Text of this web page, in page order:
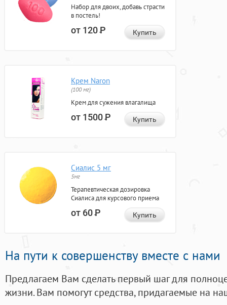
Набор для двоих, добавь страсти
в постель!
от 120Р Купить
Крем Naron
(100 мг)
Крем для сужения влагалища
от 1500Р Купить
Сиалис 5 мг
5мг
Терапевтическая дозировка
Сиалиса для курсового приема
от 60Р Купить
На пути к совершенству вместе с нами
Предлагаем Вам сделать первый шаг для
жизни. Вам помогут средства, придагаемые на